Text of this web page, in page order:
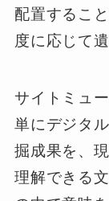
配置するこ
度に応じて
サイトミュ
単にデジタ
掘成果を、
理解できる